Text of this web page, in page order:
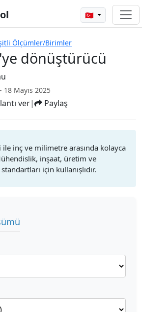
🇹🇷
Ölçümler/Birimler
dönüştürücü
- 18 Mayıs 2025
ver| Paylaş
ile inç ve milimetre arasında kolayca
inşaat, üretim ve
için kullanışlıdır.